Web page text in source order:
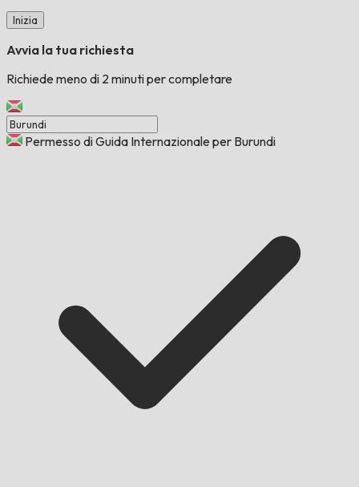
Inizia
Avvia la tua richiesta
Richiede meno di 2 minuti per completare
Permesso di Guida Internazionale per Burundi